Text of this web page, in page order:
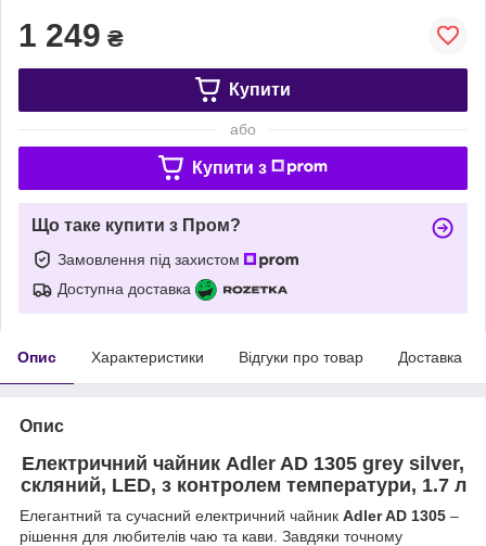
1 249 ₴
Купити
або
Купити з
Що таке купити з Пром?
Замовлення під захистом
Доступна доставка
Опис Характеристики Відгуки про товар Доставка
Опис
Електричний чайник Adler AD 1305 grey silver,
скляний, LED, з контролем температури, 1.7 л
Елегантний та сучасний електричний чайник Adler AD 1305 –
рішення для любителів чаю та кави. Завдяки точному